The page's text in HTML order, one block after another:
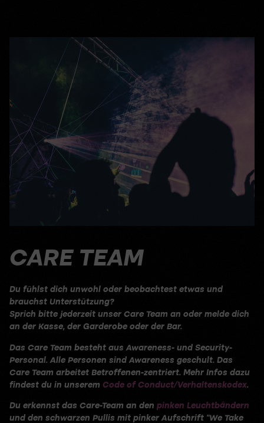
CARE TEAM
Du fühlst dich unwohl oder beobachtest etwas und
brauchst Unterstützung?
Sprich bitte jederzeit unser Care Team an oder melde dich
an der Kasse, der Garderobe oder der Bar.
Das Care Team besteht aus Awareness- und Security-
Personal. Alle Personen sind Awareness geschult. Das
Care Team arbeitet Betroffenen-zentriert. Mehr Infos dazu
findest du in unserem Code of Conduct/Verhaltenskodex.
Du erkennst das Care-Team an den pinken Leuchtbändern
und den schwarzen Pullis mit pinker Aufschrift “We Take